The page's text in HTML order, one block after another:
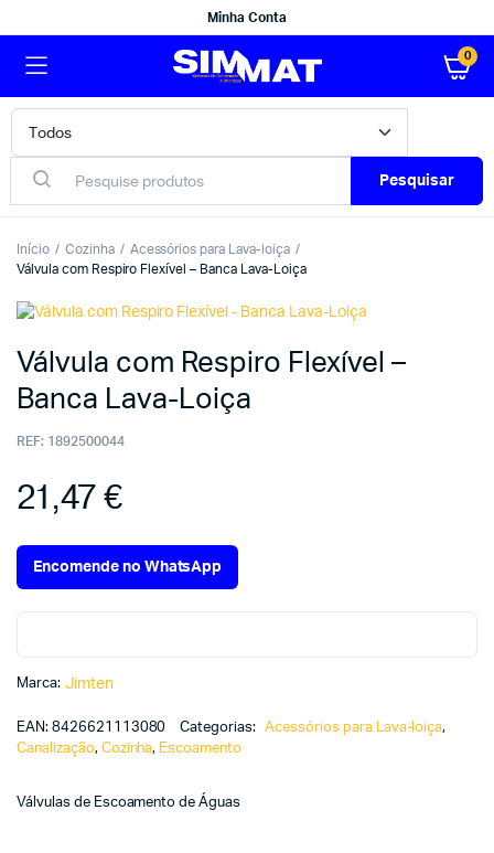
Minha Conta
0
Pesquisar
Início Cozinha
Acessórios para Lava-loiça
Válvula com Respiro Flexível – Banca Lava-Loiça
Válvula com Respiro Flexível –
Banca Lava-Loiça
REF: 1892500044
21,47€
Encomende no WhatsApp
Marca: Jimten
EAN: 8426621113080 Categorias: Acessórios para Lava-loiça,
Canalização, Cozinha, Escoamento
Válvulas de Escoamento de Águas